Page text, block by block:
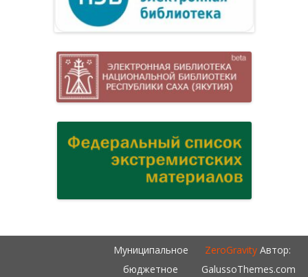
Муниципальное
бюджетное
ZeroGravityАвтор:
GalussoThemes.com